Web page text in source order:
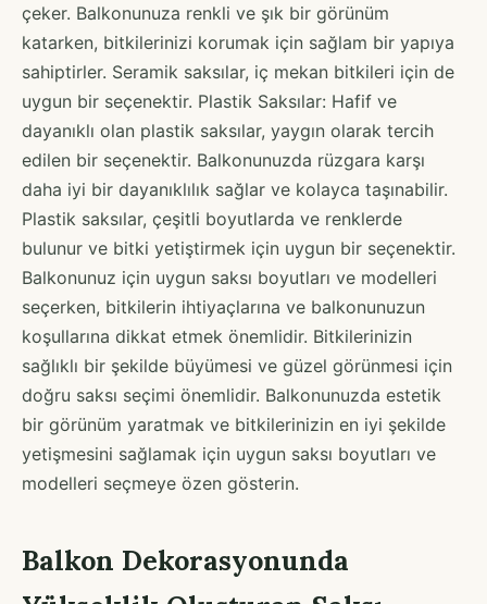
çeker. Balkonunuza renkli ve şık bir görünüm
katarken, bitkilerinizi korumak için sağlam bir yapıya
sahiptirler. Seramik saksılar, iç mekan bitkileri için de
uygun bir seçenektir. Plastik Saksılar: Hafif ve
dayanıklı olan plastik saksılar, yaygın olarak tercih
edilen bir seçenektir. Balkonunuzda rüzgara karşı
daha iyi bir dayanıklılık sağlar ve kolayca taşınabilir.
Plastik saksılar, çeşitli boyutlarda ve renklerde
bulunur ve bitki yetiştirmek için uygun bir seçenektir.
Balkonunuz için uygun saksı boyutları ve modelleri
seçerken, bitkilerin ihtiyaçlarına ve balkonunuzun
koşullarına dikkat etmek önemlidir. Bitkilerinizin
sağlıklı bir şekilde büyümesi ve güzel görünmesi için
doğru saksı seçimi önemlidir. Balkonunuzda estetik
bir görünüm yaratmak ve bitkilerinizin en iyi şekilde
yetişmesini sağlamak için uygun saksı boyutları ve
modelleri seçmeye özen gösterin.
Balkon Dekorasyonunda